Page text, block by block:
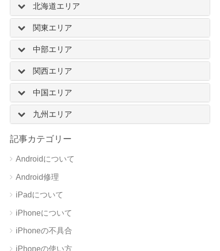
北海道エリア
関東エリア
中部エリア
関西エリア
中国エリア
九州エリア
記事カテゴリー
Androidについて
Android修理
iPadについて
iPhoneについて
iPhoneの不具合
iPhoneの使い方